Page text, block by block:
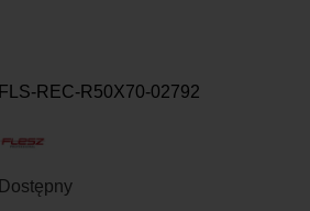
FLS-REC-R50X70-02792
Dostępny